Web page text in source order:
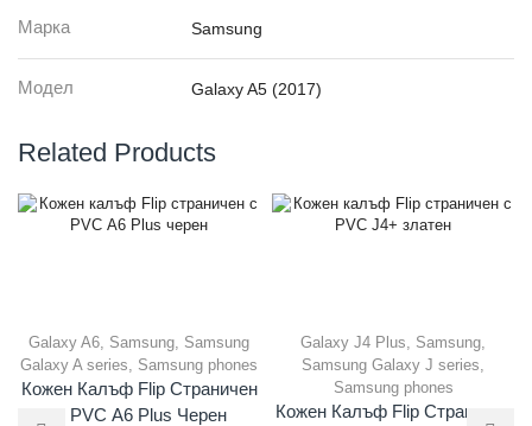
Марка Samsung
Модел Galaxy A5 (2017)
Related Products
Galaxy A6 Samsung Samsung
Galaxy A series
Samsung phones
Кожен Калъф Flip Страничен
С PVC А6 Plus Черен
Galaxy J4 Plus Samsung
Samsung Galaxy J series
Samsung phones
Кожен Калъф Flip Страничен